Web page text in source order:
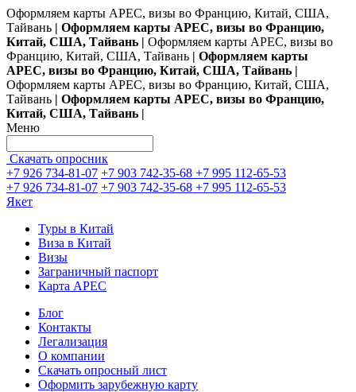
Оформляем карты АРЕС, визы во Францию, Китай, США,
Тайвань | Оформляем карты АРЕС, визы во Францию,
Китай, США, Тайвань | Оформляем карты АРЕС, визы во
Францию, Китай, США, Тайвань | Оформляем карты
АРЕС, визы во Францию, Китай, США, Тайвань |
Оформляем карты АРЕС, визы во Францию, Китай, США,
Тайвань | Оформляем карты АРЕС, визы во Францию,
Китай, США, Тайвань |
Меню
Скачать опросник
+7 926 734-81-07 +7 903 742-35-68 +7 995 112-65-53
+7 926 734-81-07 +7 903 742-35-68 +7 995 112-65-53
Якет
Туры в Китай
Виза в Китай
Визы
Заграничный паспорт
Карта APEC
Блог
Контакты
Легализация
О компании
Скачать опросный лист
Оформить зарубежную карту